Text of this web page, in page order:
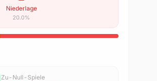
Niederlage
20.0%
Zu-Null-Spiele